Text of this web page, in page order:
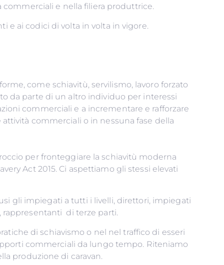
e nella filiera produttrice.
e ai codici di volta in volta in vigore.
come schiavitù, servilismo, lavoro forzato
da parte di un altro individuo per interessi
commerciali e a incrementare e rafforzare
commerciali o in nessuna fase della
per fronteggiare la schiavitù moderna
Act 2015. Ci aspettiamo gli stessi elevati
d'affari.
gli impiegati a tutti i livelli, direttori, impiegati
rappresentanti di terze parti.
di schiavismo o nel nel traffico di esseri
commerciali da lungo tempo. Riteniamo
e nella produzione di caravan.